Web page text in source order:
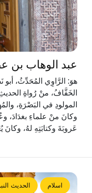
عبد الوهاب بن
هوَ: الرَّاوِي المُحَدِّثُ،
الخَفَّافُ، منْ رُواةِ
المولودِ في البَصْرَةِ،
وكانَ منْ علماءِ بغدَادَ،
عَروبَةَ وكتابَتِهِ لهُ، وكانَ
اسلام الحديث